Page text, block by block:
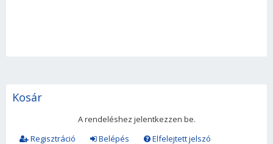
Kosár
A rendeléshez jelentkezzen be.
Regisztráció
Belépés Elfelejtett jelszó